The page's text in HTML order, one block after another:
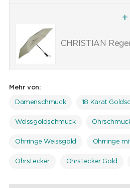
CHRISTIAN
Mehr von:
Damenschmuck 18 Karat
Weissgoldschmuck
Ohrringe Weissgold Ohrringe
Ohrstecker Ohrstecker Gold